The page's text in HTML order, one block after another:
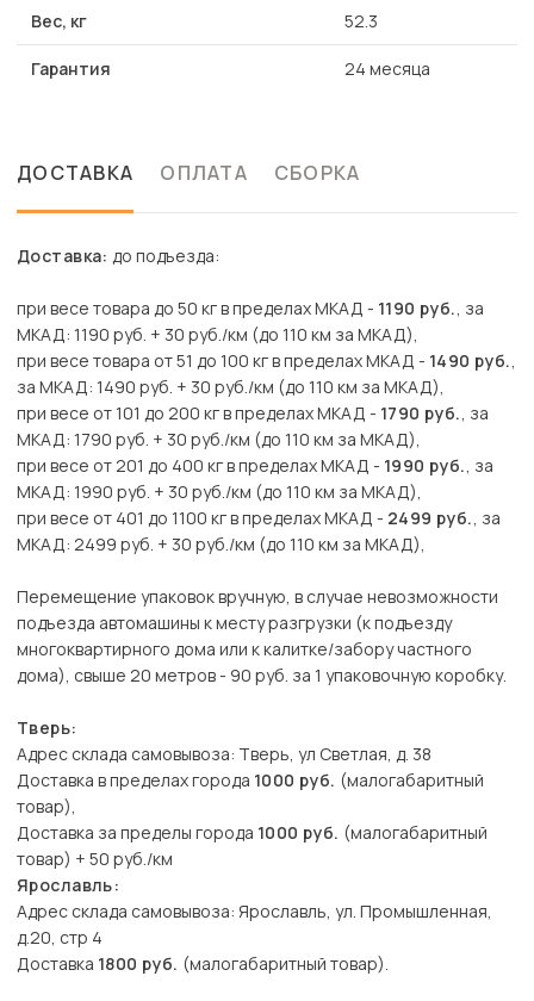
Вес, кг 52.3
Гарантия 24 месяца
ДОСТАВКА ОПЛАТА СБОРКА
Доставка: до подъезда:
при весе товара до 50 кг в пределах МКАД - 1190 руб., за
МКАД: 1190 руб. + 30 руб./км (до 110 км за МКАД),
при весе товара от 51 до 100 кг в пределах МКАД - 1490 руб.,
за МКАД: 1490 руб. + 30 руб./км (до 110 км за МКАД),
при весе от 101 до 200 кг в пределах МКАД - 1790 руб., за
МКАД: 1790 руб. + 30 руб./км (до 110 км за МКАД),
при весе от 201 до 400 кг в пределах МКАД - 1990 руб., за
МКАД: 1990 руб. + 30 руб./км (до 110 км за МКАД),
при весе от 401 до 1100 кг в пределах МКАД - 2499 руб., за
МКАД: 2499 руб. + 30 руб./км (до 110 км за МКАД),
Перемещение упаковок вручную, в случае невозможности
подъезда автомашины к месту разгрузки (к подъезду
многоквартирного дома или к калитке/забору частного
дома), свыше 20 метров - 90 руб. за 1 упаковочную коробку.
Тверь:
Адрес склада самовывоза: Тверь, ул Светлая, д. 38
Доставка в пределах города 1000 руб. (малогабаритный
товар),
Доставка за пределы города 1000 руб. (малогабаритный
товар) + 50 руб./км
Ярославль:
Адрес склада самовывоза: Ярославль, ул. Промышленная,
д.20, стр 4
Доставка 1800 руб. (малогабаритный товар).